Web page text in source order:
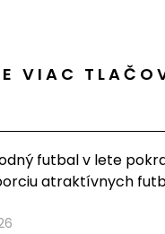
VIAC
futbal v lete
atraktívnych